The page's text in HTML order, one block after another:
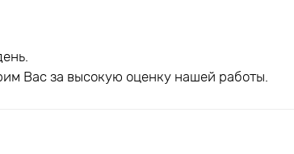
Вас за высокую оценку нашей работы.